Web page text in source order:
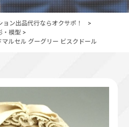
ン出品代行ならオクサポ！
>
・模型 >
ルセル グーグリー ビスクドール